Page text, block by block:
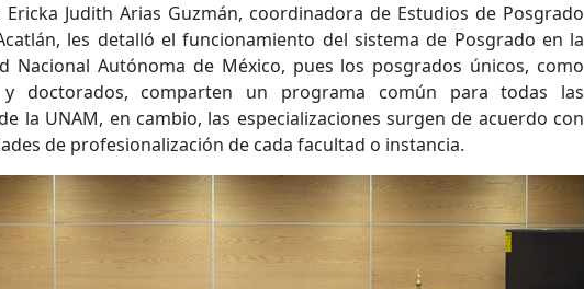
Ericka Judith Arias Guzmán, coordinadora de Estudios de Posgrado
les detalló el funcionamiento del sistema de Posgrado en la
Nacional Autónoma de México, pues los posgrados únicos, como
y doctorados, comparten un programa común para todas las
la UNAM, en cambio, las especializaciones surgen de acuerdo con
de profesionalización de cada facultad o instancia.